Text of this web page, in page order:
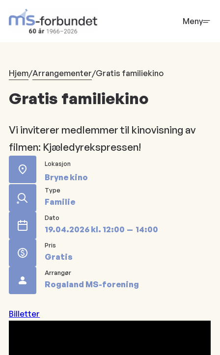
hovedinnhold
Meny
Hjem/Arrangementer/Gratis familiekino
Gratis familiekino
Vi inviterer medlemmer til kinovisning av
filmen: Kjæledyrekspressen!
Lokasjon
Bryne kino
Type
Familie
Dato
19.04.2026 kl. 12:00 14:00
Pris
Gratis
Arrangør
Rogaland MS-forening
Billetter